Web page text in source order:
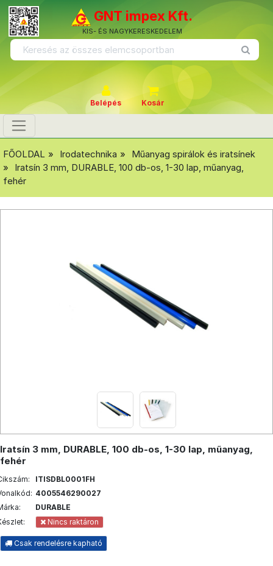
GNT impex Kft.
KIS- ÉS NAGYKERESKEDELEM
Belépés Kosár
FŐOLDAL Irodatechnika
Műanyag spirálok és iratsínek
Iratsín 3 mm, DURABLE, 100 db-os, 1-30 lap, műanyag,
fehér
Iratsín 3 mm, DURABLE, 100 db-os, 1-30 lap, műanyag,
fehér
ITISDBL0001FH
4005546290027
DURABLE
Nincs raktáron
Csak rendelésre kapható